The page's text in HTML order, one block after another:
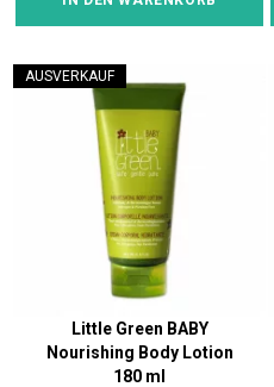
AUSVERKAUF
Little Green BABY
Nourishing Body Lotion
180 ml